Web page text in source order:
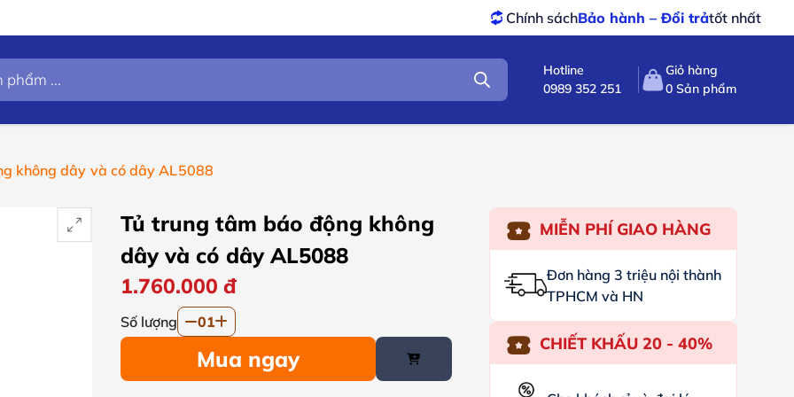
Chính sáchBảo hành – Đổi trảtốt nhất
Hotline
0989 352 251
Giỏ hàng
0 Sản phẩm
không dây và có dây AL5088
Tủ trung tâm báo động không
dây và có dây AL5088
1.760.000đ
Số lượng 01
Mua ngay
MIỄN PHÍ GIAO HÀNG
Đơn hàng 3 triệu nội thành
TPHCM và HN
CHIẾT KHẤU 20 - 40%